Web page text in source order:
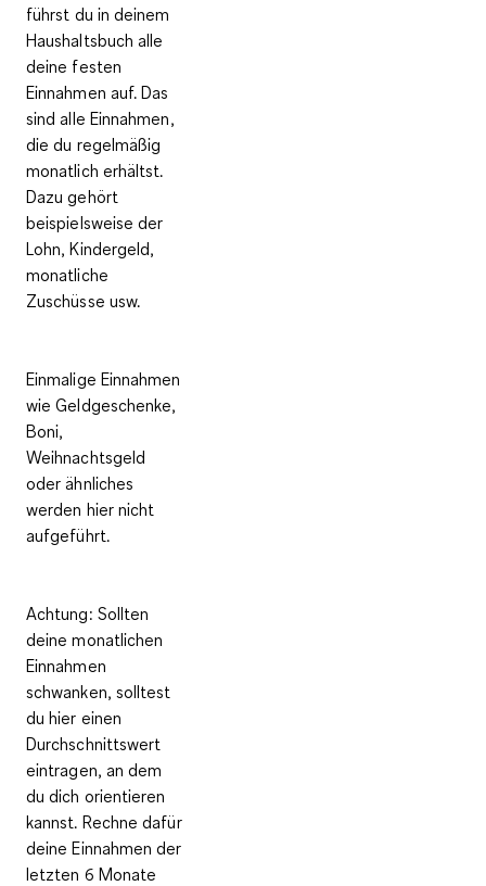
führst du in deinem
Haushaltsbuch alle
deine festen
Einnahmen auf. Das
sind alle Einnahmen,
die du regelmäßig
monatlich erhältst.
Dazu gehört
beispielsweise der
Lohn, Kindergeld,
monatliche
Zuschüsse usw.
Einmalige Einnahmen
wie Geldgeschenke,
Boni,
Weihnachtsgeld
oder ähnliches
werden hier nicht
aufgeführt.
Achtung: Sollten
deine monatlichen
Einnahmen
schwanken, solltest
du hier einen
Durchschnittswert
eintragen, an dem
du dich orientieren
kannst. Rechne dafür
deine Einnahmen der
letzten 6 Monate